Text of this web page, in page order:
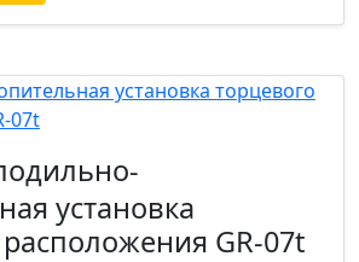
установка
GR-07t